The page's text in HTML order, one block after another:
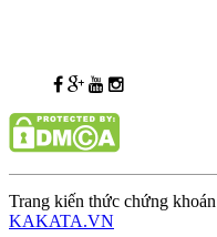
Trang kiến thức chứng
KAKATA.VN